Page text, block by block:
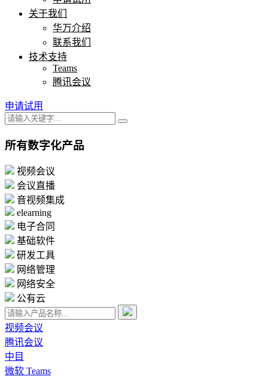
关于我们
华万介绍
联系我们
技术支持
Teams
腾讯会议
申请试用
所有数字化产品
视频会议
会议直播
音视频集成
elearning
电子合同
基础软件
研发工具
网络管理
网络安全
公有云
视频会议
腾讯会议
中目
微软 Teams